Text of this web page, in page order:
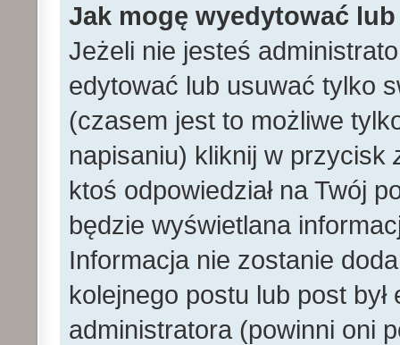
Jak mogę wyedytować
Jeżeli nie jesteś
edytować lub usuwać tylko
(czasem jest to możliwe
napisaniu) kliknij w przycisk
ktoś odpowiedział na Twój
będzie wyświetlana
Informacja nie zostanie
kolejnego postu lub post
administratora (powinni oni